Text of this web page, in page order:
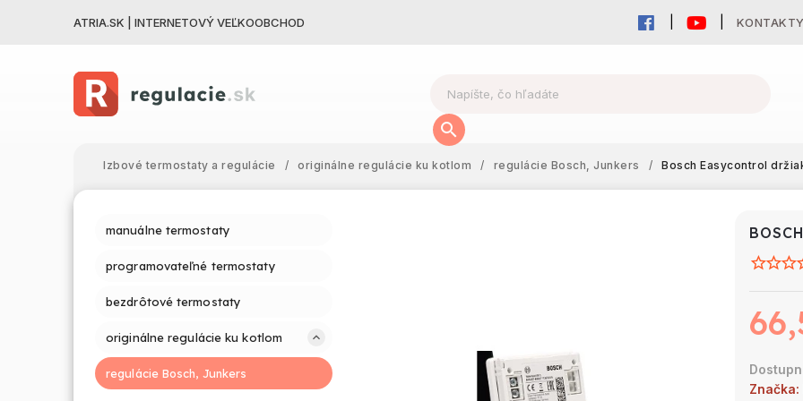
ATRIA.SK | INTERNETOVÝ VEĽKOOBCHOD KONTAKTY
Izbové termostaty a regulácie / originálne regulácie ku kotlom / regulácie Bosch, Junkers / Bosch Easycontrol
manuálne termostaty
programovateľné termostaty
bezdrôtové termostaty
originálne regulácie ku kotlom
regulácie Bosch, Junkers
Značka: